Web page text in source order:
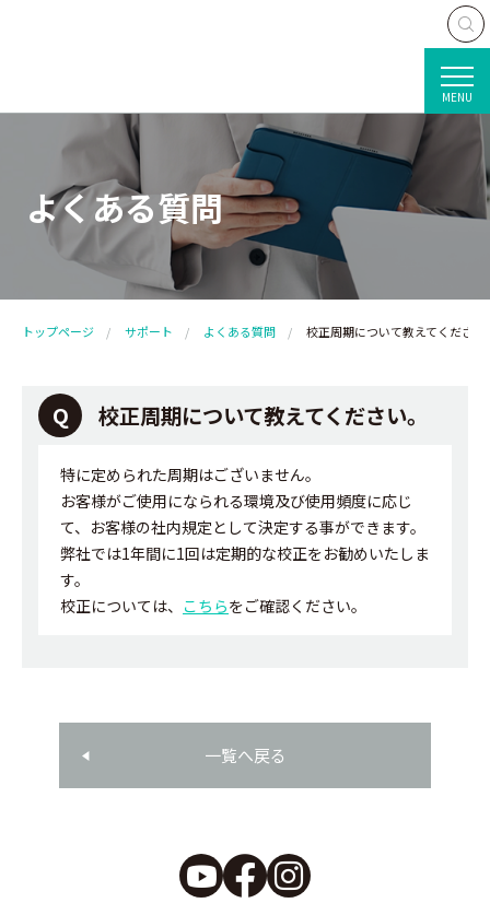
MENU
よくある質問
トップページ サポート よくある質問 校正周期について教えてください
校正周期について教えてください。
特に定められた周期はございません。
お客様がご使用になられる環境及び使用頻度に応じ
て、お客様の社内規定として決定する事ができます。
弊社では1年間に1回は定期的な校正をお勧めいたしま
す。
校正については、 こちらをご確認ください。
一覧へ戻る